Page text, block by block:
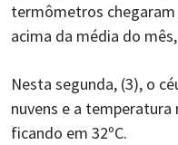
termômetros chegaram
acima da média do
Nesta segunda, (3), o
nuvens e a
ficando em 32ºC.